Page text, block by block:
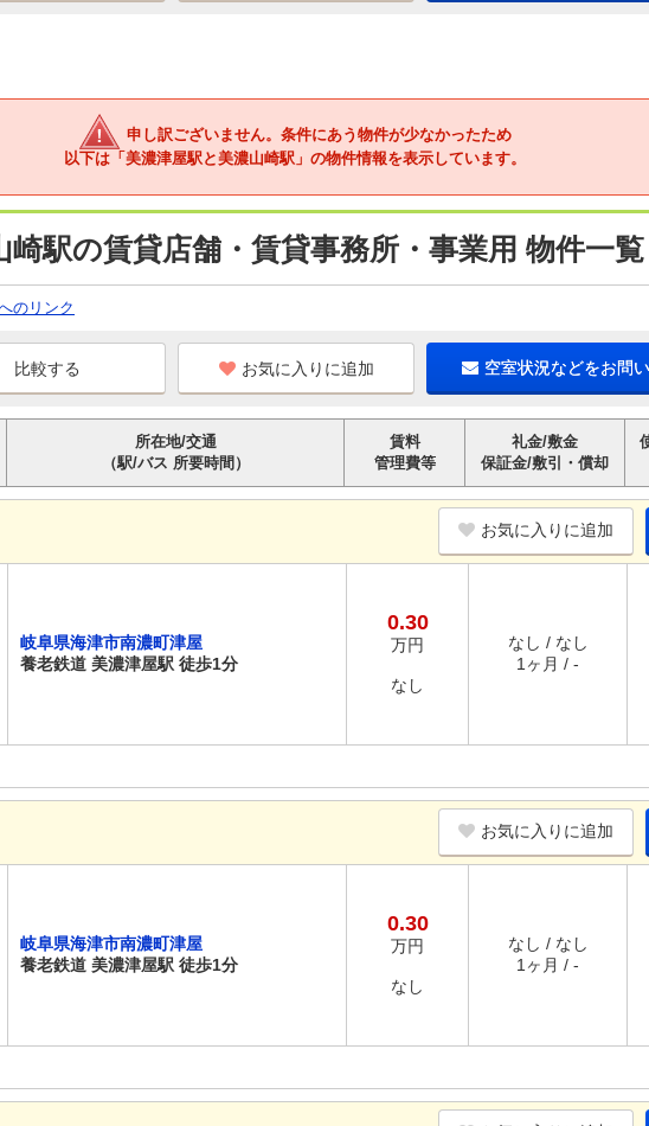
申し訳ございません。条件にあう物件が少なかったため
以下は「美濃津屋駅と美濃山崎駅」の物件情報を表示しています。
崎駅の賃貸店舗・賃貸事務所・事業用 物件一覧
のリンク
お気に入りに追加 空室状況などをお問
所在地/交通
（駅/バス 所要時間）
賃料
管理費等
礼金/敷金
保証金/敷引・償却
お気に入りに追加
岐阜県海津市南濃町津屋
養老鉄道 美濃津屋駅 徒歩1分
0.30
万円
なし
なし / なし
1ヶ月 / -
お気に入りに追加
岐阜県海津市南濃町津屋
養老鉄道 美濃津屋駅 徒歩1分
0.30
万円
なし
なし / なし
1ヶ月 / -